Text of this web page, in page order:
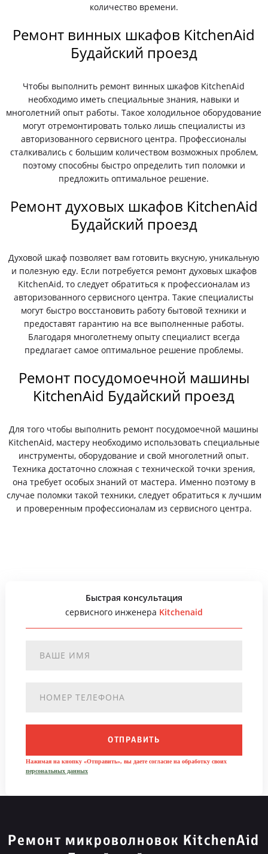
количество времени.
Ремонт винных шкафов KitchenAid
Будайский проезд
Чтобы выполнить ремонт винных шкафов KitchenAid
необходимо иметь специальные знания, навыки и
многолетний опыт работы. Такое холодильное оборудование
могут отремонтировать только лишь специалисты из
авторизованного сервисного центра. Профессионалы
сталкивались с большим количеством возможных проблем,
поэтому способны быстро определить тип поломки и
предложить оптимальное решение.
Ремонт духовых шкафов KitchenAid
Будайский проезд
Духовой шкаф позволяет вам готовить вкусную, уникальную
и полезную еду. Если потребуется ремонт духовых шкафов
KitchenAid, то следует обратиться к профессионалам из
авторизованного сервисного центра. Такие специалисты
могут быстро восстановить работу бытовой техники и
предоставят гарантию на все выполненные работы.
Благодаря многолетнему опыту специалист всегда
предлагает самое оптимальное решение проблемы.
Ремонт посудомоечной машины
KitchenAid Будайский проезд
Для того чтобы выполнить ремонт посудомоечной машины
KitchenAid, мастеру необходимо использовать специальные
инструменты, оборудование и свой многолетний опыт.
Техника достаточно сложная с технической точки зрения,
она требует особых знаний от мастера. Именно поэтому в
случае поломки такой техники, следует обратиться к лучшим
и проверенным профессионалам из сервисного центра.
Быстрая консультация
сервисного инженера Kitchenaid
ОТПРАВИТЬ
Нажимая на кнопку «Отправить», вы даете согласие на обработку своих
персональных данных
Ремонт микроволновок KitchenAid